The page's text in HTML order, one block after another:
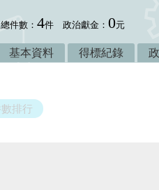
總件數：4件 政治獻金：0元
基本資料 得標紀錄
排行